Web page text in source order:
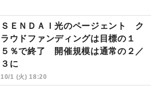
ＳＥＮＤＡＩ光のページェント ク
ラウドファンディングは目標の１
５％で終了 開催規模は通常の２／
３に
10/1 (火) 18:20